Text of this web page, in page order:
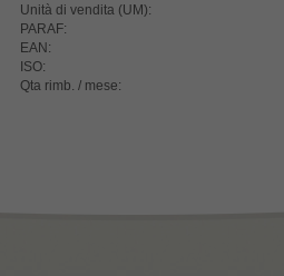
Unità di vendita (UM):
PARAF:
EAN:
ISO:
Qta rimb. / mese: